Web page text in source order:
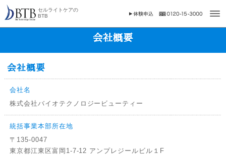
セルライトケアの
BTB
会社概要
会社概要
会社名
株式会社バイオテクノロジービューティー
統括事業本部所在地
〒135-0047
東京都江東区富岡1-7-12 アンプレジールビル１F